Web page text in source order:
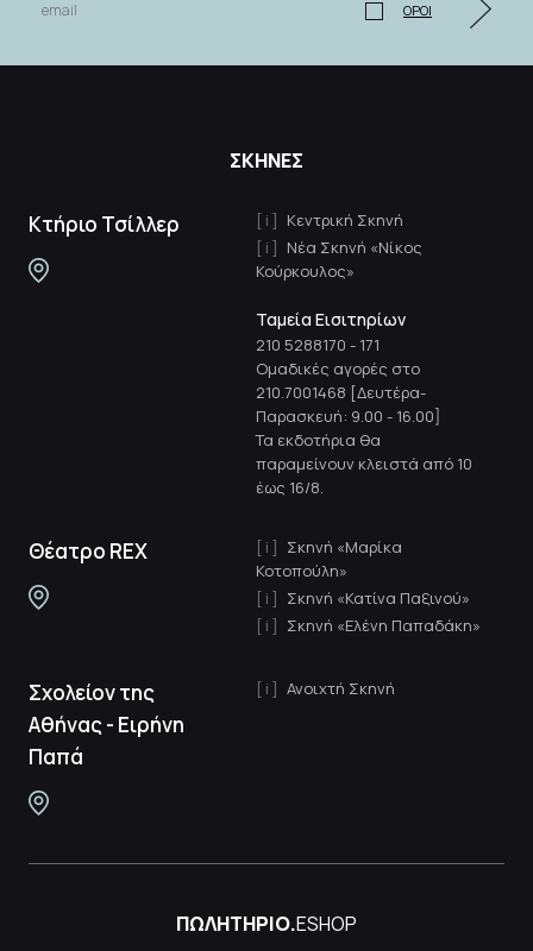
ΟΡΟΙ
ΣΚΗΝΕΣ
Κτήριο Τσίλλερ
Κεντρική Σκηνή
Νέα Σκηνή «Νίκος
Κούρκουλος»
Ταμεία Εισιτηρίων
210 5288170 - 171
Ομαδικές αγορές στο
210.7001468 [Δευτέρα-
Παρασκευή: 9.00 - 16.00]
Τα εκδοτήρια θα
παραμείνουν κλειστά από 10
έως 16/8.
Θέατρο REX
Σκηνή «Μαρίκα
Κοτοπούλη»
Σκηνή «Κατίνα Παξινού»
Σκηνή «Ελένη Παπαδάκη»
Σχολείον της
Αθήνας - Ειρήνη
Παπά
Ανοιχτή Σκηνή
ΠΩΛΗΤΗΡΙΟ.ESHOP